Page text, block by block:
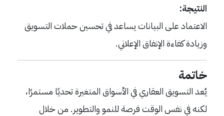
النتيجة:
الاعتماد على البيانات يساعد في تحسين حملات التسويق
وزيادة كفاءة الإنفاق الإعلاني.
خاتمة
يُعد التسويق العقاري في الأسواق المتغيرة تحديًا مستمرًا،
لكنه في نفس الوقت فرصة للنمو والتطوير. من خلال